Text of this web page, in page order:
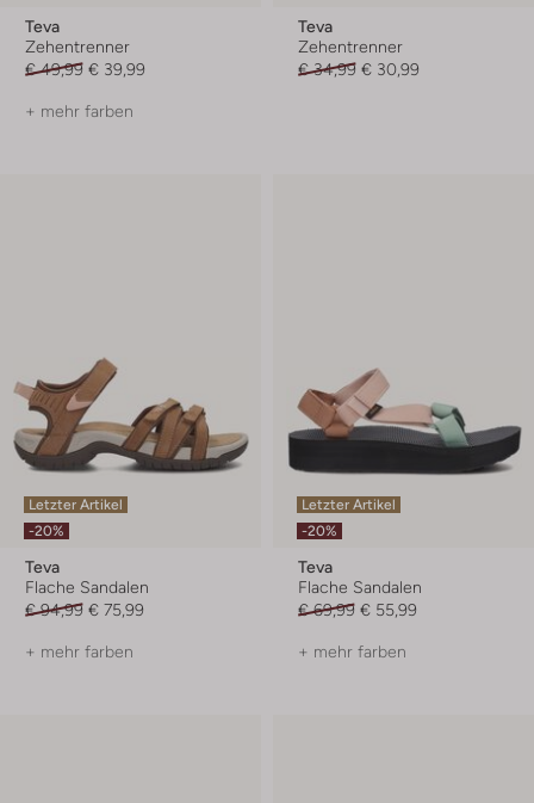
Teva
Zehentrenner
€ 49,99 € 39,99
+ mehr farben
Teva
Zehentrenner
€ 34,99 € 30,99
Letzter Artikel
-20%
Teva
Flache Sandalen
€ 94,99 € 75,99
+ mehr farben
Letzter Artikel
-20%
Teva
Flache Sandalen
€ 69,99 € 55,99
+ mehr farben